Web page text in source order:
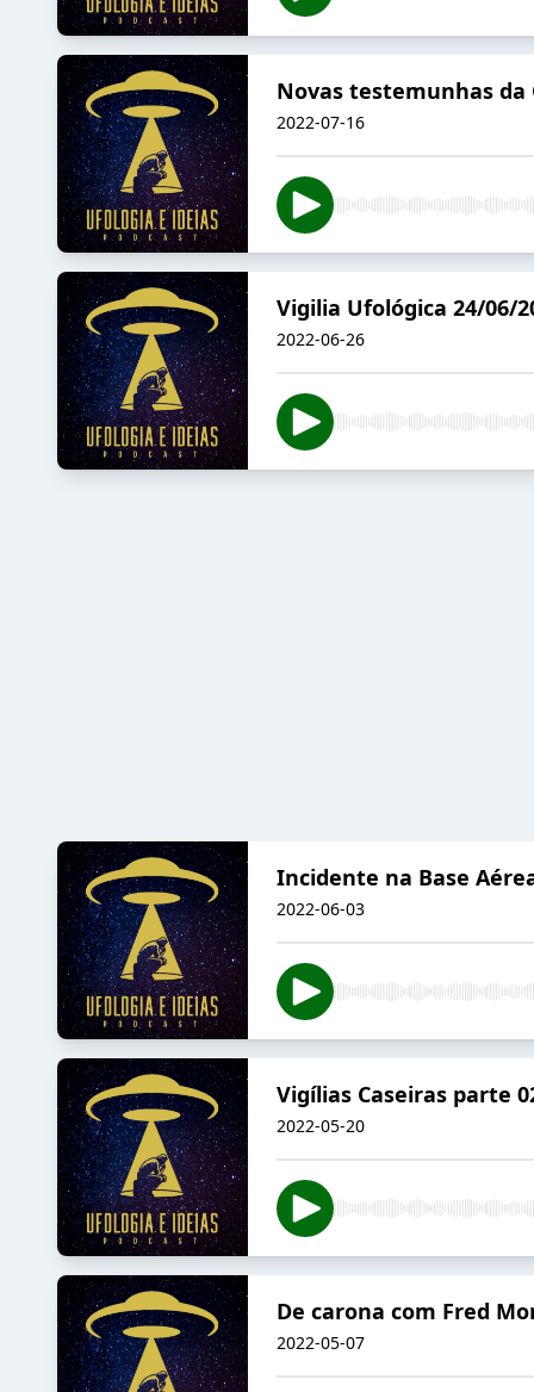
Novas testemunhas
2022-07-16
Vigilia Ufológica 24/06/
2022-06-26
Incidente na Base
2022-06-03
Vigílias Caseiras parte
2022-05-20
De carona com Fred
2022-05-07